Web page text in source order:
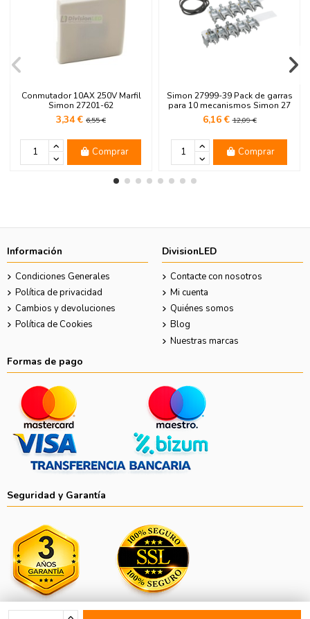
Conmutador 10AX 250V Marfil
Simon 27201-62
3,34 € 6,55 €
Comprar
Simon 27999-39 Pack de garras
para 10 mecanismos Simon 27
6,16 €12,09 €
Comprar
Información
Condiciones Generales
Política de privacidad
Cambios y devoluciones
Política de Cookies
DivisionLED
Contacte con nosotros
Mi cuenta
Quiénes somos
Blog
Nuestras marcas
Formas de pago
Seguridad y Garantía